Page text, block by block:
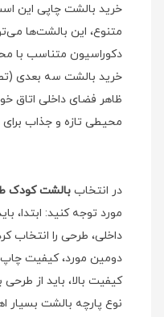
خرید بالشت چاپی این
متنوع، این بالشت‌ها
دکوراسیون متناسب با
خرید بالشت سه بعدی
ظاهر فضای داخلی اتاق
محیطی تازه و جذاب برای
در انتخاب بالشت کودک
مورد توجه کنید: ابتدا،
داخلی، طرحی را انتخاب
دومین مورد، کیفیت
کیفیت بالا، باید از
نوع پارچه بالشت بسیار